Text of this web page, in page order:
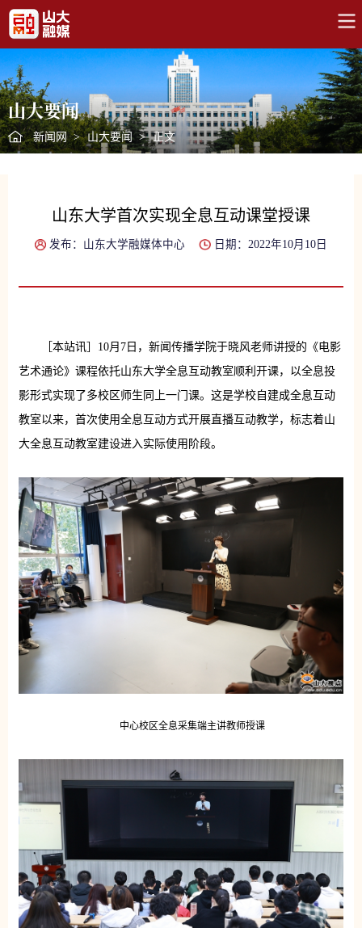
山大要闻
新闻网 > 山大要闻 > 正文
山东大学首次实现全息互动课堂授课
发布：山东大学融媒体中心 日期：2022年10月10日
［本站讯］10月7日，新闻传播学院于晓风老师讲授的《电影
艺术通论》课程依托山东大学全息互动教室顺利开课，以全息投
影形式实现了多校区师生同上一门课。这是学校自建成全息互动
教室以来，首次使用全息互动方式开展直播互动教学，标志着山
大全息互动教室建设进入实际使用阶段。
中心校区全息采集端主讲教师授课